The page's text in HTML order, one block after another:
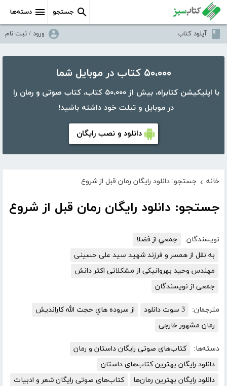
دسته‌ها جستجو
آپلود کتاب ورود / ثبت نام
۵۰،۰۰۰ کتاب در موبایل شما
با اپلیکیشن کتابراه، بیش از ۵۰،۰۰۰ کتاب، کتاب صوتی و رمان را
در موبایل و تبلت خود داشته باشید!
دانلود و نصب رایگان
خانه › جستجو: دانلود رایگان رمان قبل از شروع
جستجو: دانلود رایگان رمان قبل از شروع
نویسندگان:
جمعي از فضلا
به نقل از همسر و فرزند شهید سید علی حسینی
مهندس وحید بهروانیکی از مشکلاتی اکثر دانش
جمعی از نویسندگان
مترجمان: 3 سوت دانلود
از سروده هایِ حجت الله کاراندیش
رمان مشهور خارجی
دسته‌ها:
کتاب‌های صوتی رایگان داستان و رمان
دانلود رایگان بهترین کتاب‌های داستان
دانلود رایگان بهترین رمان‌ها
کتاب‌های صوتی رایگان شعر و ادبیات